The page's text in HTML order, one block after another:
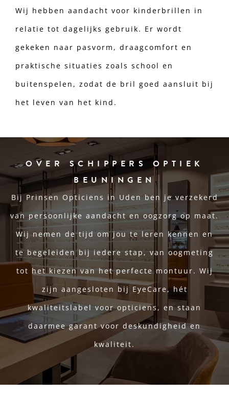
Wij hebben aandacht voor kinderbrillen in
relatie tot dagelijks gebruik. Er wordt
gekeken naar pasvorm, draagcomfort en
praktische situaties zoals school en
buitenspelen, zodat de bril goed aansluit bij
het leven van het kind.
OVER SCHIPPERS OPTIEK
BEUNINGEN
Bij Prinsen Opticiens in Uden ben je verzekerd
van persoonlijke aandacht en oogzorg op maat.
Wij nemen de tijd om jou te leren kennen en
te begeleiden bij iedere stap, van oogmeting
tot het kiezen van het perfecte montuur. Wij
zijn aangesloten bij EyeCare, hét
kwaliteitslabel voor opticiens, en staan
daarmee garant voor deskundigheid en
kwaliteit.